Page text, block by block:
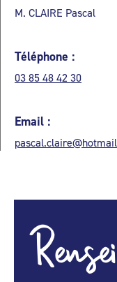
M. CLAIRE Pascal
Téléphone :
03 85 48 42 30
Email :